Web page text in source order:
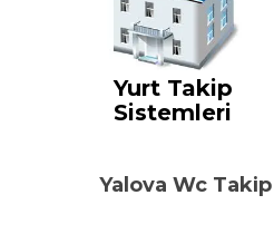
Yurt Takip
Sistemleri
Yalova Wc